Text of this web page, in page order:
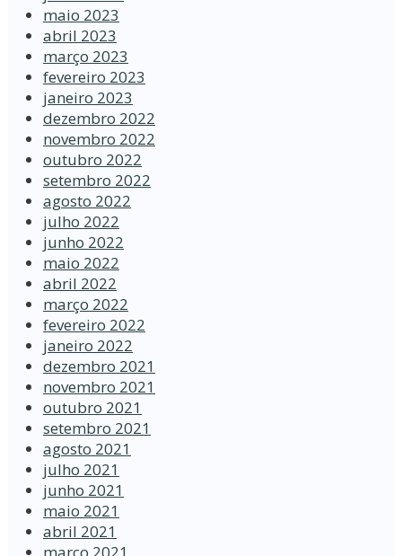
maio 2023
abril 2023
março 2023
fevereiro 2023
janeiro 2023
dezembro 2022
novembro 2022
outubro 2022
setembro 2022
agosto 2022
julho 2022
junho 2022
maio 2022
abril 2022
março 2022
fevereiro 2022
janeiro 2022
dezembro 2021
novembro 2021
outubro 2021
setembro 2021
agosto 2021
julho 2021
junho 2021
maio 2021
abril 2021
março 2021